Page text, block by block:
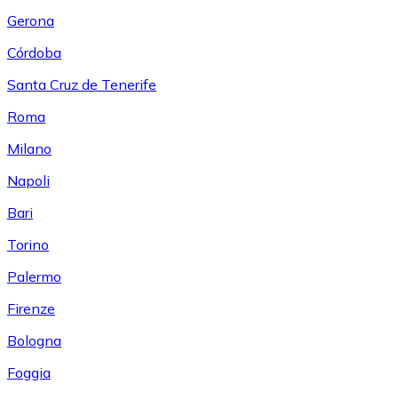
Gerona
Córdoba
Santa Cruz de Tenerife
Roma
Milano
Napoli
Bari
Torino
Palermo
Firenze
Bologna
Foggia